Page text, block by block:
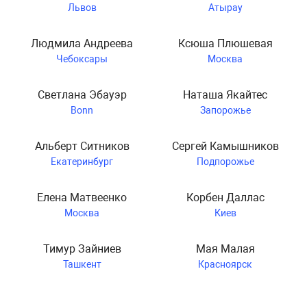
Львов Атырау
Людмила Андреева
Чебоксары
Ксюша Плюшевая
Москва
Светлана Эбауэр
Bonn
Наташа Якайтес
Запорожье
Альберт Ситников
Екатеринбург
Сергей Камышников
Подпорожье
Елена Матвеенко
Москва
Корбен Даллас
Киев
Тимур Зайниев
Ташкент
Мая Малая
Красноярск